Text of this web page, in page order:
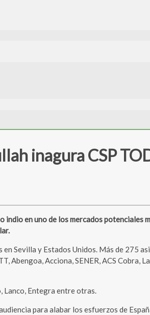
inagura CSP
indio en uno de los mercados potenciales
Sevilla y Estados Unidos. Más de 275
Acciona, SENER, ACS Cobra,
Entegra entre otras.
para alabar los esfuerzos de